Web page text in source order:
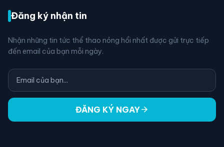
Đăng ký nhận tin
Nhận những tin tức thể thao nóng hổi nhất được gửi trực tiếp
đến email của bạn mỗi ngày.
ĐĂNG KÝ NGAYarrow_forward